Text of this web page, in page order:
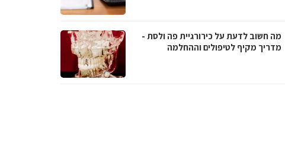
מה חשוב לדעת על כירורגיית פה ולסת -
מדריך מקיף לטיפולים וההחלמה